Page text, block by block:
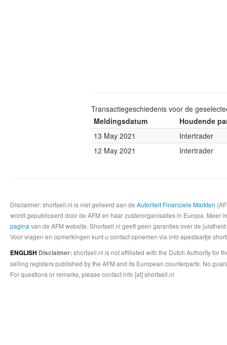
Transactiegeschiedenis voor de
Meldingsdatum
Houdende
13 May 2021
Intertrader
12 May 2021
Intertrader
Disclaimer: shortsell.nl is niet gelieerd aan de Autoriteit Financiele Markten
wordt gepubliceerd door de AFM en haar zusterorganisaties in Europa.
pagina van de AFM website. Shortsell.nl geeft geen garanties over de
Voor vragen en opmerkingen kunt u contact opnemen via info apestaartje
ENGLISH Disclaimer: shortsell.nl is not affiliated with the Dutch Authority for
selling registers published by the AFM and its European counterparts. No
For questions or remarks, please contact info [at] shortsell.nl